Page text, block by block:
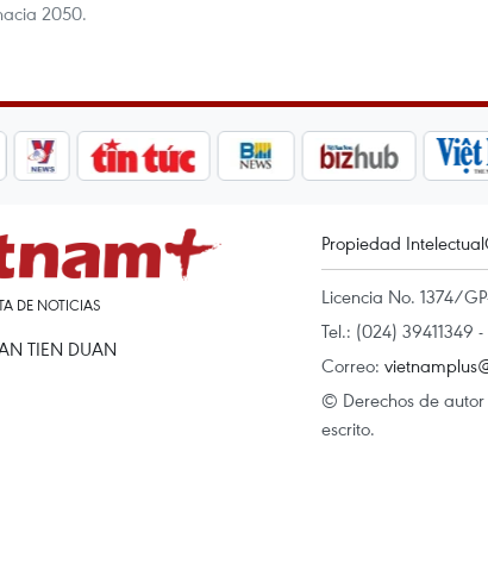
2050.
DE NOTICIAS
TIEN DUAN
Propiedad Intelectual
Licencia No. 1374/
Tel.: (024) 39411349
Correo:
© Derechos de autor
escrito.